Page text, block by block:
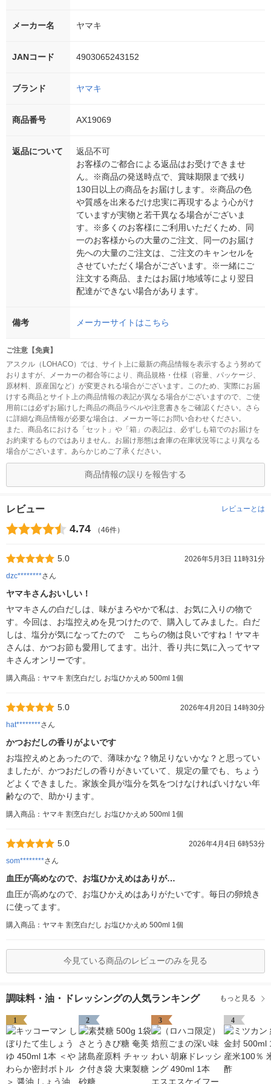
メーカー名 ヤマキ
JANコード 4903065243152
ブランド ヤマキ
商品番号 AX19069
返品について
返品不可
お客様のご都合による返品はお受けできませ
ん。※商品の発送時点で、賞味期限まで残り
130日以上の商品をお届けします。※商品の色
や質感を出来るだけ忠実に再現するよう心がけ
ていますが実物と若干異なる場合がございま
す。※多くのお客様にご利用いただくため、同
一のお客様からの大量のご注文、同一のお届け
先への大量のご注文は、ご注文のキャンセルを
させていただく場合がございます。※一緒にご
注文する商品、またはお届け地域等により翌日
配達ができない場合があります。
備考 メーカーサイトはこちら
ご注意【免責】
アスクル（LOHACO）では、サイト上に最新の商品情報を表示するよう努めて
おりますが、メーカーの都合等により、商品規格・仕様（容量、パッケージ、
原材料、原産国など）が変更される場合がございます。このため、実際にお届
けする商品とサイト上の商品情報の表記が異なる場合がございますので、ご使
用前には必ずお届けした商品の商品ラベルや注意書きをご確認ください。さら
に詳細な商品情報が必要な場合は、メーカー等にお問い合わせください。
また、商品名における「セット」や「箱」の表記は、必ずしも箱でのお届けを
お約束するものではありません。お届け形態は倉庫の在庫状況等により異なる
場合がございます。あらかじめご了承ください。
商品情報の誤りを報告する
レビュー レビューとは
4.74 （46件）
5.0
2026年5月3日 11時31分
dzc********さん
ヤマキさんおいしい！
ヤマキさんの白だしは、味がまろやかで私は、お気に入りの物で
す。今回は、お塩控えめを見つけたので、購入してみました。白だ
しは、塩分が気になってたので こちらの物は良いですね！ヤマキ
さんは、かつお節も愛用してます。出汁、香り共に気に入ってヤマ
キさんオンリーです。
購入商品：ヤマキ 割烹白だし お塩ひかえめ 500ml 1個
5.0
2026年4月20日 14時30分
hat********さん
かつおだしの香りがよいです
お塩控えめとあったので、薄味かな？物足りないかな？と思ってい
ましたが、かつおだしの香りがきいていて、規定の量でも、ちょう
どよくできました。家族全員が塩分を気をつけなければいけない年
齢なので、助かります。
購入商品：ヤマキ 割烹白だし お塩ひかえめ 500ml 1個
5.0
2026年4月4日 6時53分
som********さん
血圧が高めなので、お塩ひかえめはありが…
血圧が高めなので、お塩ひかえめはありがたいです。毎日の卵焼き
に使ってます。
購入商品：ヤマキ 割烹白だし お塩ひかえめ 500ml 1個
今見ている商品のレビューのみを見る
調味料・油・ドレッシングの人気ランキング もっと見る
1 2 3 4